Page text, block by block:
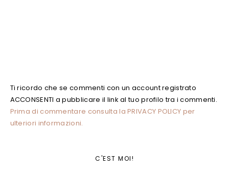
Ti ricordo che se commenti con un account registrato
ACCONSENTI a pubblicare il link al tuo profilo tra i commenti.
Prima di commentare consulta la PRIVACY POLICY per
ulteriori informazioni.
C'EST MOI!